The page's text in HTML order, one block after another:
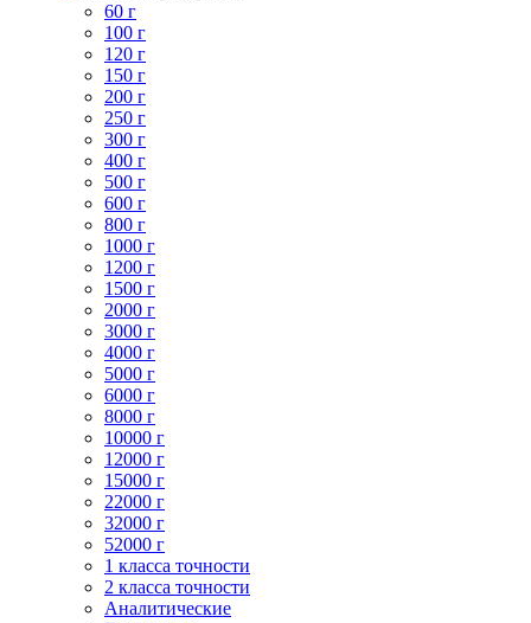
60 г
100 г
120 г
150 г
200 г
250 г
300 г
400 г
500 г
600 г
800 г
1000 г
1200 г
1500 г
2000 г
3000 г
4000 г
5000 г
6000 г
8000 г
10000 г
12000 г
15000 г
22000 г
32000 г
52000 г
1 класса точности
2 класса точности
Аналитические